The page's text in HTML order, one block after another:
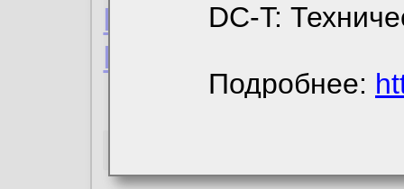
DC-T:
Подробнее:
Пользовательское
Политика